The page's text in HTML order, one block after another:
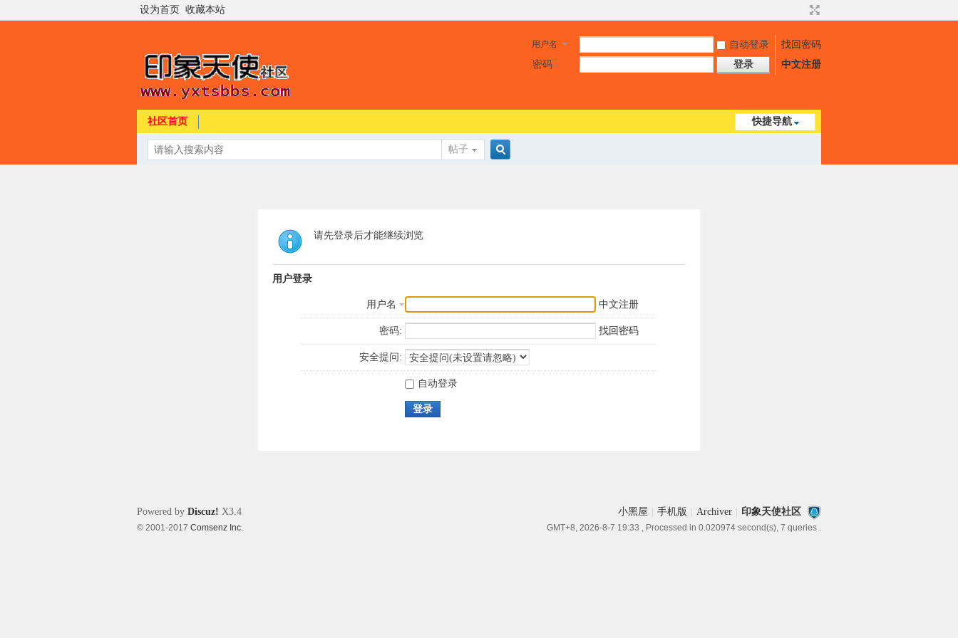
设为首页 收藏本站
用户名 自动登录
找回密码
密码
登录 中文注册
快捷导航
社区首页
帖子
请先登录后才能继续浏览
用户登录
用户名 中文注册
密码: 找回密码
安全提问:
自动登录
登录
小黑屋 手机版 Archiver 印象天使社区
GMT+8, 2026-8-7 19:33 , Processed in 0.020974 second(s), 7 queries .
Powered by Discuz! X3.4
© 2001-2017 Comsenz Inc.